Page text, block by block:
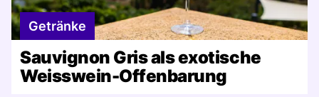
Getränke
Sauvignon Gris als exotische
Weisswein-Offenbarung